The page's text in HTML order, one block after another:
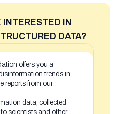
INTERESTED IN
DATA?
offers you a
trends in
reports from our
data, collected
scientists and other